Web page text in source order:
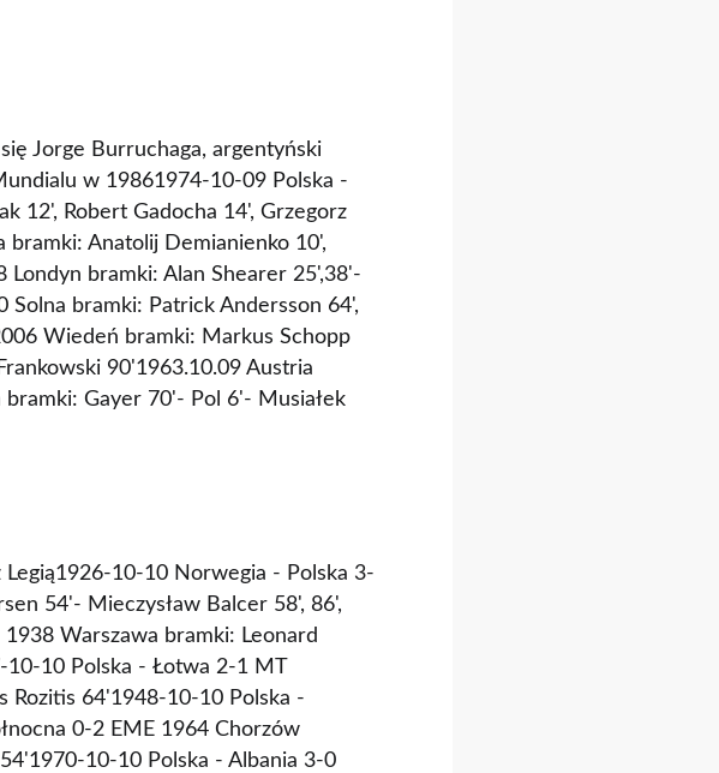
Jorge Burruchaga, argentyński
w 19861974-10-09 Polska -
12', Robert Gadocha 14', Grzegorz
bramki: Anatolij Demianienko 10',
Londyn bramki: Alan Shearer 25',38'-
bramki: Patrick Andersson 64',
Wiedeń bramki: Markus Schopp
90'1963.10.09 Austria
Gayer 70'- Pol 6'- Musiałek
10-10 Norwegia - Polska 3-
54'- Mieczysław Balcer 58', 86',
Warszawa bramki: Leonard
10-10 Polska - Łotwa 2-1 MT
Rozitis 64'1948-10-10 Polska -
0-2 EME 1964 Chorzów
10-10 Polska - Albania 3-0